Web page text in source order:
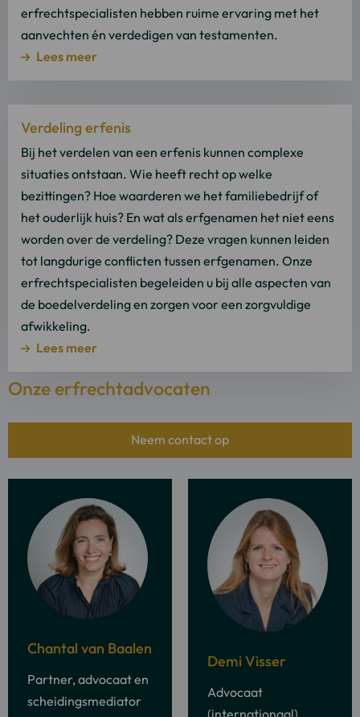
erfrechtspecialisten hebben ruime ervaring met het
aanvechten én verdedigen van testamenten.
Lees meer
Verdeling erfenis
Bij het verdelen van een erfenis kunnen complexe
situaties ontstaan. Wie heeft recht op welke
bezittingen? Hoe waarderen we het familiebedrijf of
het ouderlijk huis? En wat als erfgenamen het niet eens
worden over de verdeling? Deze vragen kunnen leiden
tot langdurige conflicten tussen erfgenamen. Onze
erfrechtspecialisten begeleiden u bij alle aspecten van
de boedelverdeling en zorgen voor een zorgvuldige
afwikkeling.
Lees meer
meer
over
Lees
meer
Onze erfrechtadvocaten
Neem contact op
Chantal van Baalen
informatie
Chantal
van
Partner, advocaat en
scheidingsmediator
Demi Visser
informatie
DemiAdvocaat
(internationaal)